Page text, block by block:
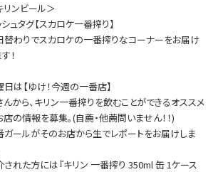
リンビール＞
ュタグ【スカロケ一番搾り】
替わりでスカロケの一番搾りなコーナーをお届け
！
日は【ゆけ！今週の一番店】
んから、キリン一番搾りを飲むことができるオススメ
店の情報を募集。(自薦・他薦問いません！！)
ガールがそのお店から生でレポートをお届けしま
された方には『キリン 一番搾り 350ml 缶 1ケース